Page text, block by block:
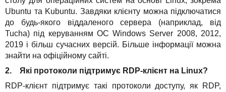
Свята
Акції
Ubuntu та Kubuntu. Завдяки клієнту можна підключатися
до будь-якого віддаленого сервера (наприклад, від
Tucha) під керуванням ОС Windows Server 2008, 2012,
2019 і більш сучасних версій. Більше інформації можна
знайти на офіційному сайті.
2. Які протоколи підтримує RDP-клієнт на Linux?
RDP-клієнт підтримує такі протоколи доступу, як RDP,